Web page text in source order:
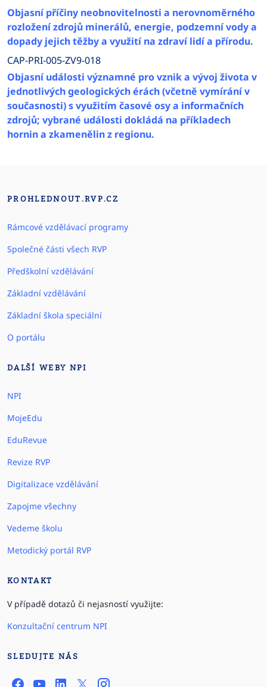
Objasní příčiny neobnovitelnosti a nerovnoměrného
rozložení zdrojů minerálů, energie, podzemní vody a
dopady jejich těžby a využití na zdraví lidí a přírodu.
CAP-PRI-005-ZV9-018
Objasní události významné pro vznik a vývoj života v
jednotlivých geologických érách (včetně vymírání v
současnosti) s využitím časové osy a informačních
zdrojů; vybrané události dokládá na příkladech
hornin a zkamenělin z regionu.
PROHLEDNOUT.RVP.CZ
Rámcové vzdělávací programy
Společné části všech RVP
Předškolní vzdělávání
Základní vzdělávání
Základní škola speciální
O portálu
DALŠÍ WEBY NPI
NPI
MojeEdu
EduRevue
Revize RVP
Digitalizace vzdělávání
Zapojme všechny
Vedeme školu
Metodický portál RVP
KONTAKT
V případě dotazů či nejasností využijte:
Konzultační centrum NPI
SLEDUJTE NÁS